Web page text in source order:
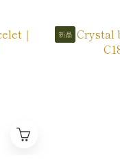
新品